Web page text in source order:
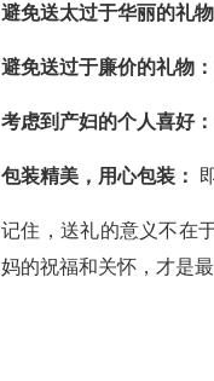
避免送太过于华丽的礼物
避免送过于廉价的礼物：
考虑到产妇的个人喜好：
包装精美，用心包装：
记住，送礼的意义不在
妈的祝福和关怀，才是